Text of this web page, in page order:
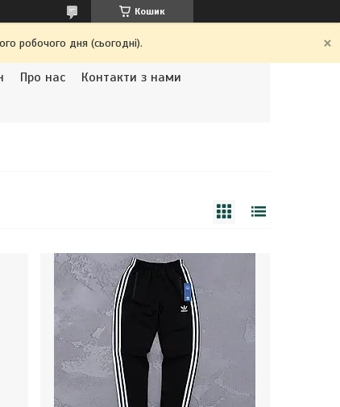
Кошик
робочого дня (сьогодні).
Про нас
Контакти з нами